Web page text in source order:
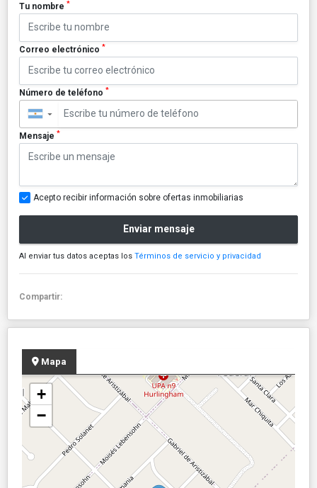
Tu nombre *
Correo electrónico *
Número de teléfono *
▼
Mensaje *
Acepto recibir información sobre ofertas inmobiliarias
Enviar mensaje
Al enviar tus datos aceptas los Términos de servicio y privacidad
Compartir:
Mapa
+
−